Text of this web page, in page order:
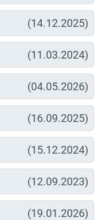
(14.12.2025)
(11.03.2024)
(04.05.2026)
(16.09.2025)
(15.12.2024)
(12.09.2023)
(19.01.2026)